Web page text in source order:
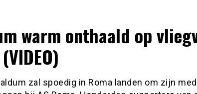
warm onthaald op
zal spoedig in Roma landen om zijn